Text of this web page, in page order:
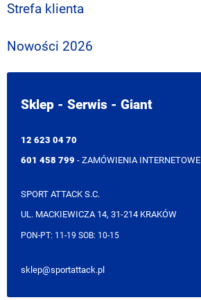
Strefa klienta
Nowości 2026
Sklep - Serwis - Giant
12 623 04 70
601 458 799 - ZAMÓWIENIA INTERNETOWE
SPORT ATTACK S.C.
UL. MACKIEWICZA 14, 31-214 KRAKÓW
PON-PT: 11-19 SOB: 10-15
sklep@sportattack.pl